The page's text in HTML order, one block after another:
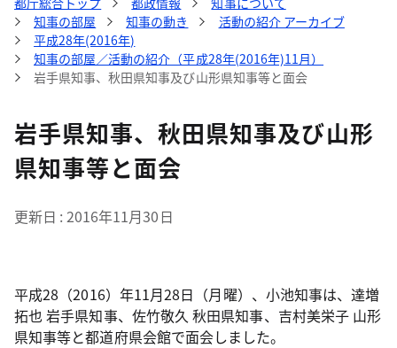
知事の部屋
知事の動き
活動の紹介 アーカイブ
平成28年(2016年)
知事の部屋／活動の紹介（平成28年(2016年)11月）
岩手県知事、秋田県知事及び山形県知事等と面会
岩手県知事、秋田県知事及び山形
県知事等と面会
更新日 2016年11月30日
平成28（2016）年11月28日（月曜）、小池知事は、達増
拓也 岩手県知事、佐竹敬久 秋田県知事、吉村美栄子 山形
県知事等と都道府県会館で面会しました。